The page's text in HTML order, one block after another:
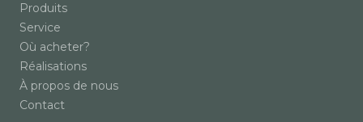
Produits
Service
Où acheter?
Réalisations
À propos de nous
Contact